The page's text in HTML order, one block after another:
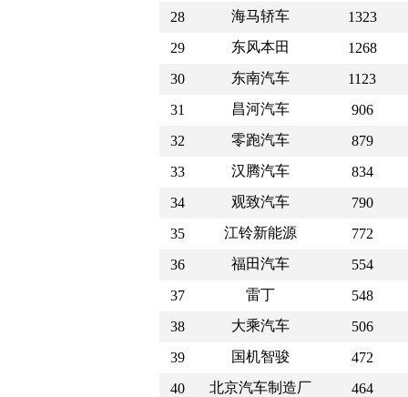
28
海马轿车
1323
29
东风本田
1268
30
东南汽车
1123
31
昌河汽车
906
32
零跑汽车
879
33
汉腾汽车
834
34
观致汽车
790
35
江铃新能源
772
36
福田汽车
554
37
雷丁
548
38
大乘汽车
506
39
国机智骏
472
40
北京汽车制造厂
464